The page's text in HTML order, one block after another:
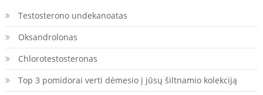
Testosterono undekanoatas
Oksandrolonas
Chlorotestosteronas
Top 3 pomidorai verti dėmesio į jūsų šiltnamio kolekciją